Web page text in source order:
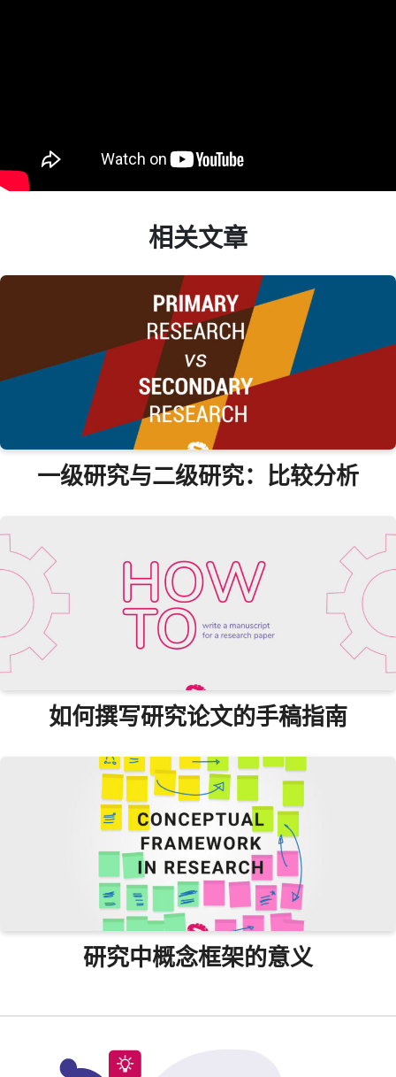
相关文章
一级研究与二级研究：比较分析
如何撰写研究论文的手稿指南
研究中概念框架的意义